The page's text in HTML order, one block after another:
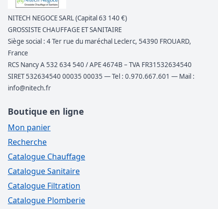
NITECH NEGOCE SARL (Capital 63 140 €)
GROSSISTE CHAUFFAGE ET SANITAIRE
Siège social : 4 Ter rue du maréchal Leclerc, 54390 FROUARD,
France
RCS Nancy A 532 634 540 / APE 4674B – TVA FR31532634540
SIRET 532634540 00035 00035 — Tel : 0.970.667.601 — Mail :
info@nitech.fr
Boutique en ligne
Mon panier
Recherche
Catalogue Chauffage
Catalogue Sanitaire
Catalogue Filtration
Catalogue Plomberie